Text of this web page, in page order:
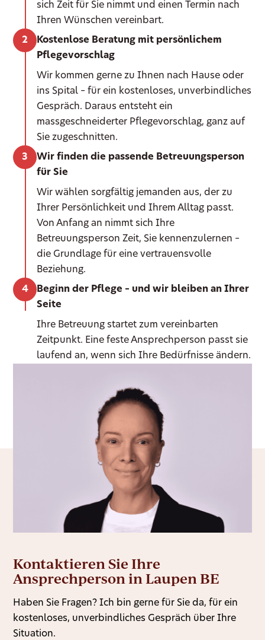
Kontaktieren Sie Ihre
Ansprechperson in Laupen BE
Haben Sie Fragen? Ich bin gerne für Sie da, für ein
kostenloses, unverbindliches Gespräch über Ihre
Situation.
sich Zeit für Sie nimmt und einen Termin nach
Ihren Wünschen vereinbart.
Kostenlose Beratung mit persönlichem
Pflegevorschlag
Wir kommen gerne zu Ihnen nach Hause oder
ins Spital – für ein kostenloses, unverbindliches
Gespräch. Daraus entsteht ein
massgeschneiderter Pflegevorschlag, ganz auf
Sie zugeschnitten.
Wir finden die passende Betreuungsperson
für Sie
Wir wählen sorgfältig jemanden aus, der zu
Ihrer Persönlichkeit und Ihrem Alltag passt.
Von Anfang an nimmt sich Ihre
Betreuungsperson Zeit, Sie kennenzulernen –
die Grundlage für eine vertrauensvolle
Beziehung.
Beginn der Pflege – und wir bleiben an Ihrer
Seite
Ihre Betreuung startet zum vereinbarten
Zeitpunkt. Eine feste Ansprechperson passt sie
laufend an, wenn sich Ihre Bedürfnisse ändern.